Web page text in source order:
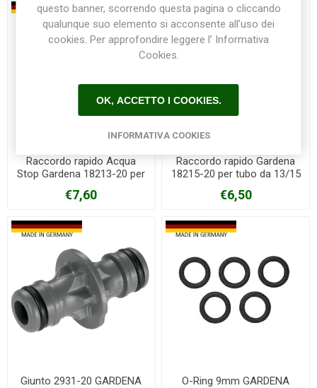
Raccordo rapido Acqua
Stop Gardena 18213-20 per
€7,60
Raccordo rapido Gardena
18215-20 per tubo da 13/15
€6,50
Giunto 2931-20 GARDENA O-Ring 9mm GARDENA
questo banner, scorrendo questa pagina o cliccando
qualunque suo elemento si acconsente all’uso dei
cookies. Per approfondire leggere l’ Informativa
Cookies.
OK, ACCETTO I COOKIES.
INFORMATIVA COOKIES